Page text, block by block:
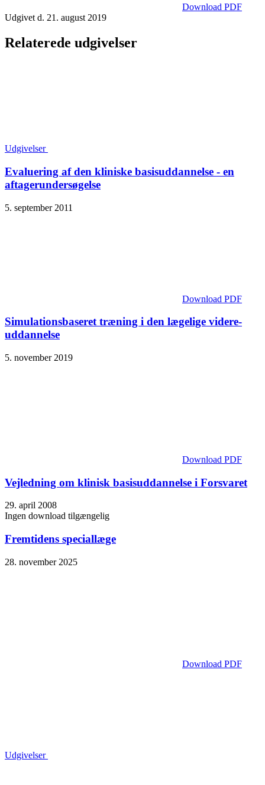
Download PDF
Udgivet d. 21. august 2019
Relaterede udgivelser
Udgivelser
Evaluering af den kliniske basisuddannelse - en
aftagerundersøgelse
5. september 2011
Download PDF
Simulations­baseret træning i den lægelige videre­
uddannelse
5. november 2019
Download PDF
Vejledning om klinisk basisuddannelse i Forsvaret
29. april 2008
Ingen download tilgængelig
Fremtidens speciallæge
28. november 2025
Download PDF
Udgivelser